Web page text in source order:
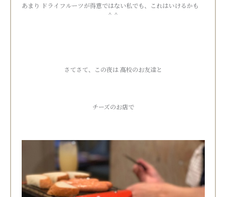
あまり ドライフルーツが得意ではない私でも、これはいけるかも
＾＾
さてさて、この夜は 高校のお友達と
チーズのお店で